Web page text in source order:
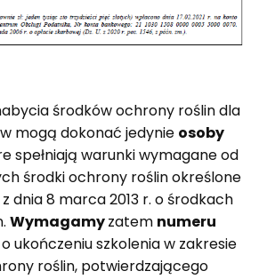
środków ochrony roślin dla
mogą dokonać jedynie osoby
spełniają warunki wymagane od
środki ochrony roślin określone
dnia 8 marca 2013 r. o środkach
Wymagamyzatem numeru
o ukończeniu szkolenia w zakresie
roślin, potwierdzającego